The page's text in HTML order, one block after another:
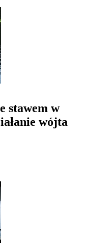
stawem w
wójta